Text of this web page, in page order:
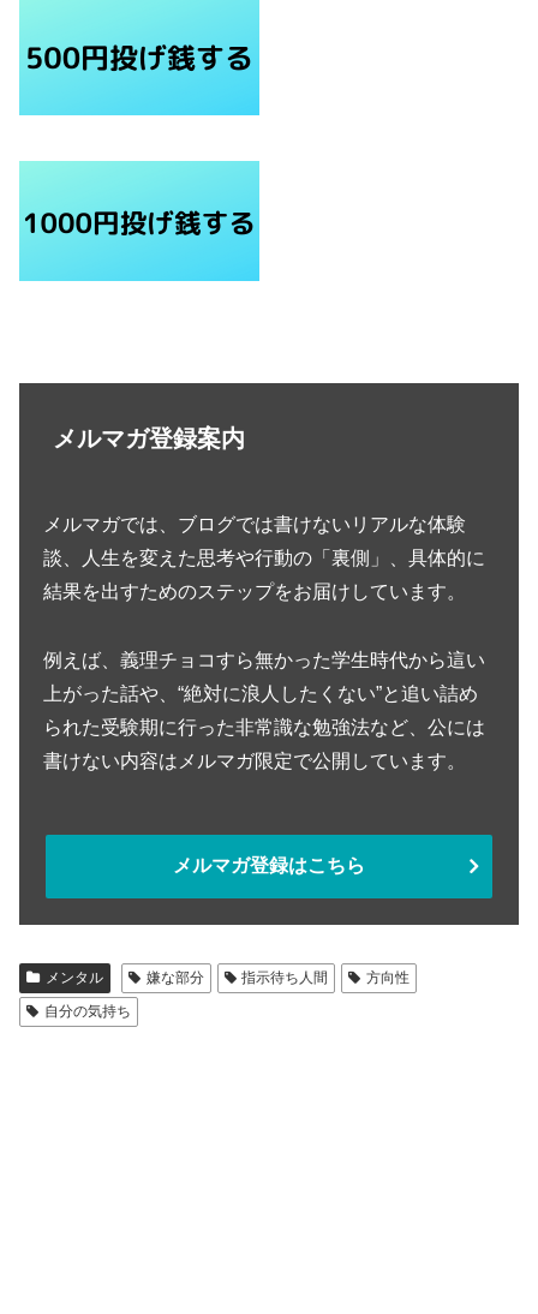
メルマガ登録案内
メルマガでは、ブログでは書けないリアルな体験
談、人生を変えた思考や行動の「裏側」、具体的に
結果を出すためのステップをお届けしています。
例えば、義理チョコすら無かった学生時代から這い
上がった話や、“絶対に浪人したくない”と追い詰め
られた受験期に行った非常識な勉強法など、公には
書けない内容はメルマガ限定で公開しています。
メルマガ登録はこちら
メンタル 嫌な部分 指示待ち人間
方向性
自分の気持ち